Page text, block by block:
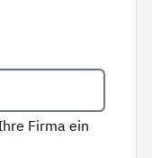
Firma ein